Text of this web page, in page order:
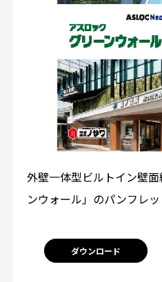
外壁一体型ビルトイン壁
ンウォール」のパンフレッ
ダウンロード